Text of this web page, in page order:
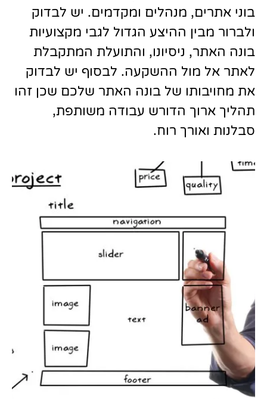
בוני אתרים, מנהלים ומקדמים. יש לבדוק
ולברור מבין ההיצע הגדול לגבי מקצועיות
בונה האתר, ניסיונו, והתועלת המתקבלת
לאתר אל מול ההשקעה. לבסוף יש לבדוק
את מחויבותו של בונה האתר שלכם שכן זהו
תהליך ארוך הדורש עבודה משותפת,
סבלנות ואורך רוח.